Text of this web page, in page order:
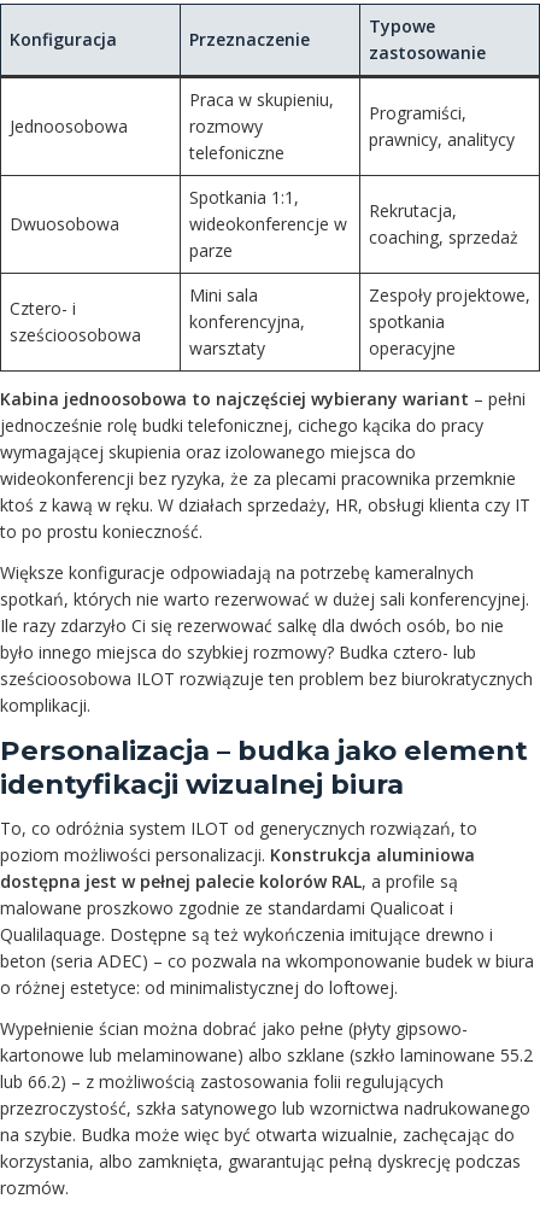
Konfiguracja Przeznaczenie
Typowe
zastosowanie
Jednoosobowa
Praca w skupieniu,
rozmowy
telefoniczne
Programiści,
prawnicy, analitycy
Dwuosobowa
Spotkania 1:1,
wideokonferencje w
parze
Rekrutacja,
coaching, sprzedaż
Cztero- i
sześcioosobowa
Mini sala
konferencyjna,
warsztaty
Zespoły projektowe,
spotkania
operacyjne
Kabina jednoosobowa to najczęściej wybierany wariant – pełni
jednocześnie rolę budki telefonicznej, cichego kącika do pracy
wymagającej skupienia oraz izolowanego miejsca do
wideokonferencji bez ryzyka, że za plecami pracownika przemknie
ktoś z kawą w ręku. W działach sprzedaży, HR, obsługi klienta czy IT
to po prostu konieczność.
Większe konfiguracje odpowiadają na potrzebę kameralnych
spotkań, których nie warto rezerwować w dużej sali konferencyjnej.
Ile razy zdarzyło Ci się rezerwować salkę dla dwóch osób, bo nie
było innego miejsca do szybkiej rozmowy? Budka cztero- lub
sześcioosobowa ILOT rozwiązuje ten problem bez biurokratycznych
komplikacji.
Personalizacja – budka jako element
identyfikacji wizualnej biura
To, co odróżnia system ILOT od generycznych rozwiązań, to
poziom możliwości personalizacji. Konstrukcja aluminiowa
dostępna jest w pełnej palecie kolorów RAL, a profile są
malowane proszkowo zgodnie ze standardami Qualicoat i
Qualilaquage. Dostępne są też wykończenia imitujące drewno i
beton (seria ADEC) – co pozwala na wkomponowanie budek w biura
o różnej estetyce: od minimalistycznej do loftowej.
Wypełnienie ścian można dobrać jako pełne (płyty gipsowo-
kartonowe lub melaminowane) albo szklane (szkło laminowane 55.2
lub 66.2) – z możliwością zastosowania folii regulujących
przezroczystość, szkła satynowego lub wzornictwa nadrukowanego
na szybie. Budka może więc być otwarta wizualnie, zachęcając do
korzystania, albo zamknięta, gwarantując pełną dyskrecję podczas
rozmów.